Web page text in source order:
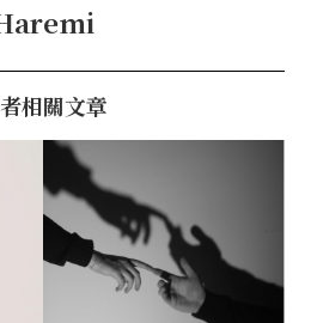
相關文章